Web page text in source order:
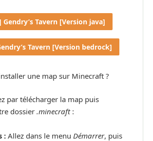
Gendry’s Tavern [Version java]
Tavern [Version bedrock]
une map sur Minecraft ?
par télécharger la map puis
dossier.minecraft:
:Allez dans le menu Démarrer, puis